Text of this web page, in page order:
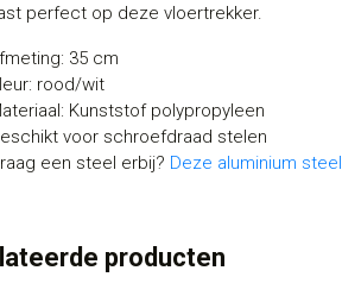
perfect op deze vloertrekker.
35 cm
rood/wit
Kunststof polypropyleen
voor schroefdraad stelen
een steel erbij? Deze aluminium steel
producten